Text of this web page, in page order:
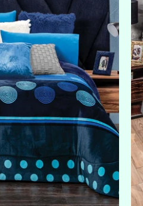
Sfera